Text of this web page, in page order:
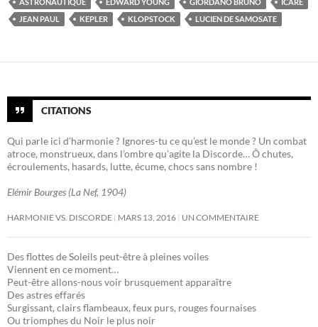
JEAN PAUL
KEPLER KLOPSTOCK LUCIEN DE SAMOSATE
CITATIONS
Qui parle ici d’harmonie ? Ignores-tu ce qu’est le monde ? Un combat
atroce, monstrueux, dans l’ombre qu’agite la Discorde… Ô chutes,
écroulements, hasards, lutte, écume, chocs sans nombre !
Elémir Bourges (La Nef, 1904)
HARMONIE VS. DISCORDE MARS 13, 2016 UN COMMENTAIRE
Des flottes de Soleils peut-être à pleines voiles
Viennent en ce moment…
Peut-être allons-nous voir brusquement apparaître
Des astres effarés
Surgissant, clairs flambeaux, feux purs, rouges fournaises
Ou triomphes du Noir le plus noir